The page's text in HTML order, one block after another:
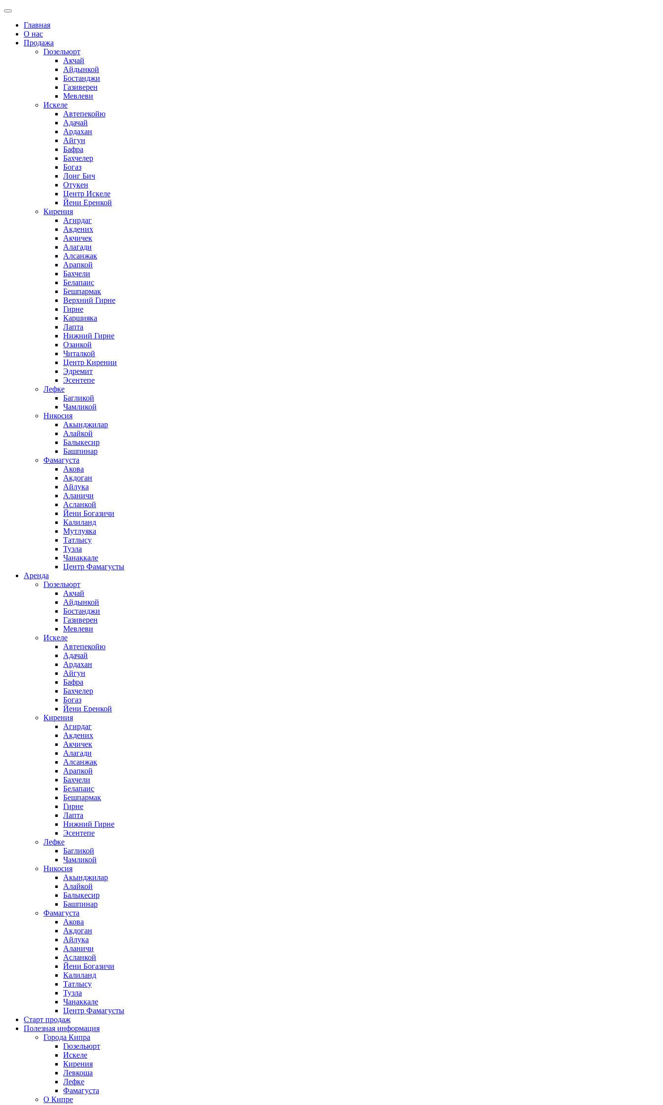
Главная
О нас
Продажа
Гюзельюрт
Акчай
Айдынкой
Бостанджи
Газиверен
Мевлеви
Искеле
Автепекойю
Адачай
Ардахан
Айгун
Бафра
Бахчелер
Богаз
Лонг Бич
Отукен
Центр Искеле
Йени Еренкой
Кирения
Агирдаг
Акдених
Акчичек
Алагади
Алсанжак
Арапкой
Бахчели
Белапаис
Бешпармак
Верхний Гирне
Гирне
Каршияка
Лапта
Нижний Гирне
Озанкой
Читалкой
Центр Кирении
Эдремит
Эсентепе
Лефке
Багликой
Чамликой
Никосия
Акынджилар
Алайкой
Балыкесир
Башпинар
Фамагуста
Акова
Акдоган
Айлука
Аланичи
Асланкой
Йени Богазичи
Калиланд
Мутлуяка
Татлысу
Тузла
Чанаккале
Центр Фамагусты
Аренда
Гюзельюрт
Акчай
Айдынкой
Бостанджи
Газиверен
Мевлеви
Искеле
Автепекойю
Адачай
Ардахан
Айгун
Бафра
Бахчелер
Богаз
Йени Еренкой
Кирения
Агирдаг
Акдених
Акчичек
Алагади
Алсанжак
Арапкой
Бахчели
Белапаис
Бешпармак
Гирне
Лапта
Нижний Гирне
Эсентепе
Лефке
Багликой
Чамликой
Никосия
Акынджилар
Алайкой
Балыкесир
Башпинар
Фамагуста
Акова
Акдоган
Айлука
Аланичи
Асланкой
Йени Богазичи
Калиланд
Татлысу
Тузла
Чанаккале
Центр Фамагусты
Старт продаж
Полезная информация
Города Кипра
Гюзельюрт
Искеле
Кирения
Левкоша
Лефке
Фамагуста
О Кипре